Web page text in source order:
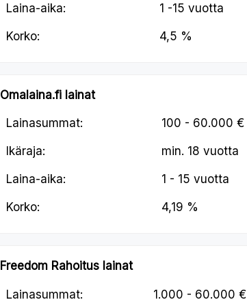
Laina-aika: 1 -15 vuotta
Korko: 4,5 %
Omalaina.fi lainat
Lainasummat: 100 - 60.000 €
Ikäraja: min. 18 vuotta
Laina-aika: 1 - 15 vuotta
Korko: 4,19 %
Freedom Rahoitus lainat
Lainasummat: 1.000 - 60.000 €